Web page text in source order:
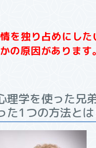
を独り占めにした
の原因があります。
理学を使った兄
た1 つの方法とは